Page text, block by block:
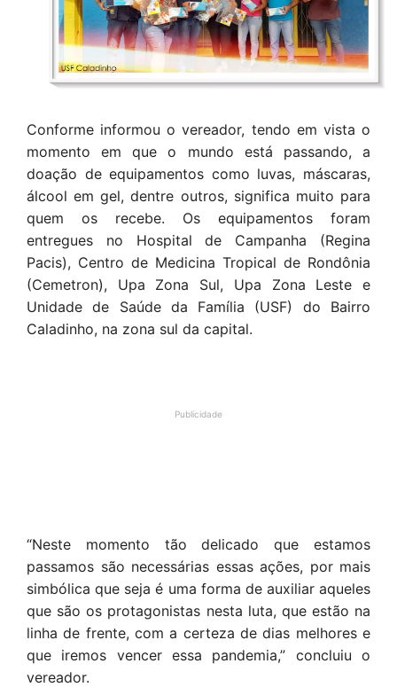
Conforme informou o vereador, tendo em vista o
momento em que o mundo está passando, a
doação de equipamentos como luvas, máscaras,
álcool em gel, dentre outros, significa muito para
quem os recebe. Os equipamentos foram
entregues no Hospital de Campanha (Regina
Pacis), Centro de Medicina Tropical de Rondônia
(Cemetron), Upa Zona Sul, Upa Zona Leste e
Unidade de Saúde da Família (USF) do Bairro
Caladinho, na zona sul da capital.
Publicidade
“Neste momento tão delicado que estamos
passamos são necessárias essas ações, por mais
simbólica que seja é uma forma de auxiliar aqueles
que são os protagonistas nesta luta, que estão na
linha de frente, com a certeza de dias melhores e
que iremos vencer essa pandemia,” concluiu o
vereador.